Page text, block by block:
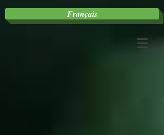
Français